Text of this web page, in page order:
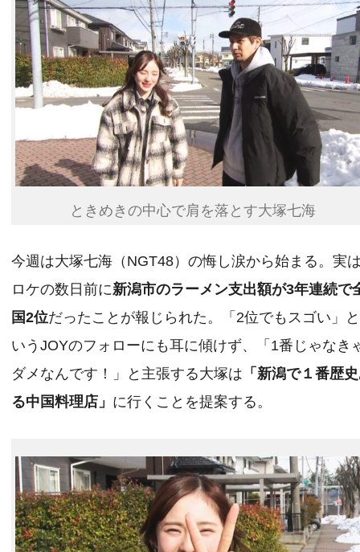
ときめきの中心で肩を落とす大塚七海
今週は大塚七海（NGT48）の悔し涙から始まる。実
ロケの数日前に新潟市のラーメン支出額が3年連続で
国2位だったことが報じられた。「2位でもスゴい」と
いうJOYのフォローにも耳に傾けず、「1番じゃなき
ダメなんです！」と主張する大塚は 「新潟で１番歴
る中国料理店」 に行くことを提案する。